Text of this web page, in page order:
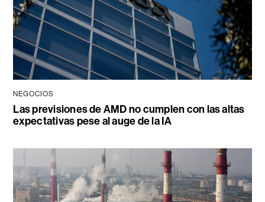
NEGOCIOS
Las previsiones de AMD no cumplen con las altas
expectativas pese al auge de la IA